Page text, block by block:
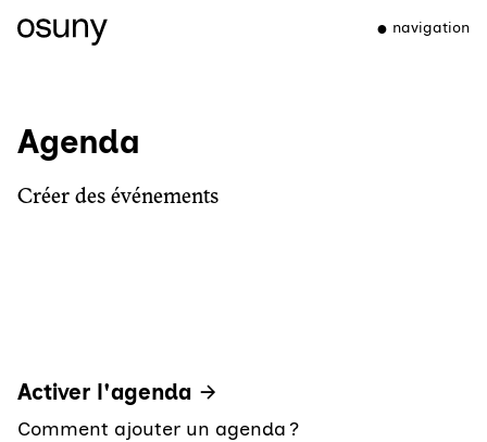
navigation
Agenda
Créer des événements
Activer l'agenda
Comment ajouter un agenda ?